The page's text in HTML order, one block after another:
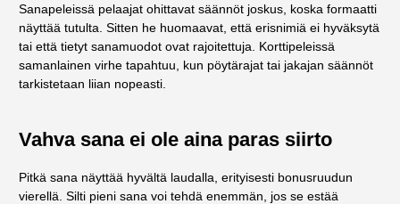
Sanapeleissä pelaajat ohittavat säännöt joskus, koska formaatti
näyttää tutulta. Sitten he huomaavat, että erisnimiä ei hyväksytä
tai että tietyt sanamuodot ovat rajoitettuja. Korttipeleissä
samanlainen virhe tapahtuu, kun pöytärajat tai jakajan säännöt
tarkistetaan liian nopeasti.
Vahva sana ei ole aina paras siirto
Pitkä sana näyttää hyvältä laudalla, erityisesti bonusruudun
vierellä. Silti pieni sana voi tehdä enemmän, jos se estää